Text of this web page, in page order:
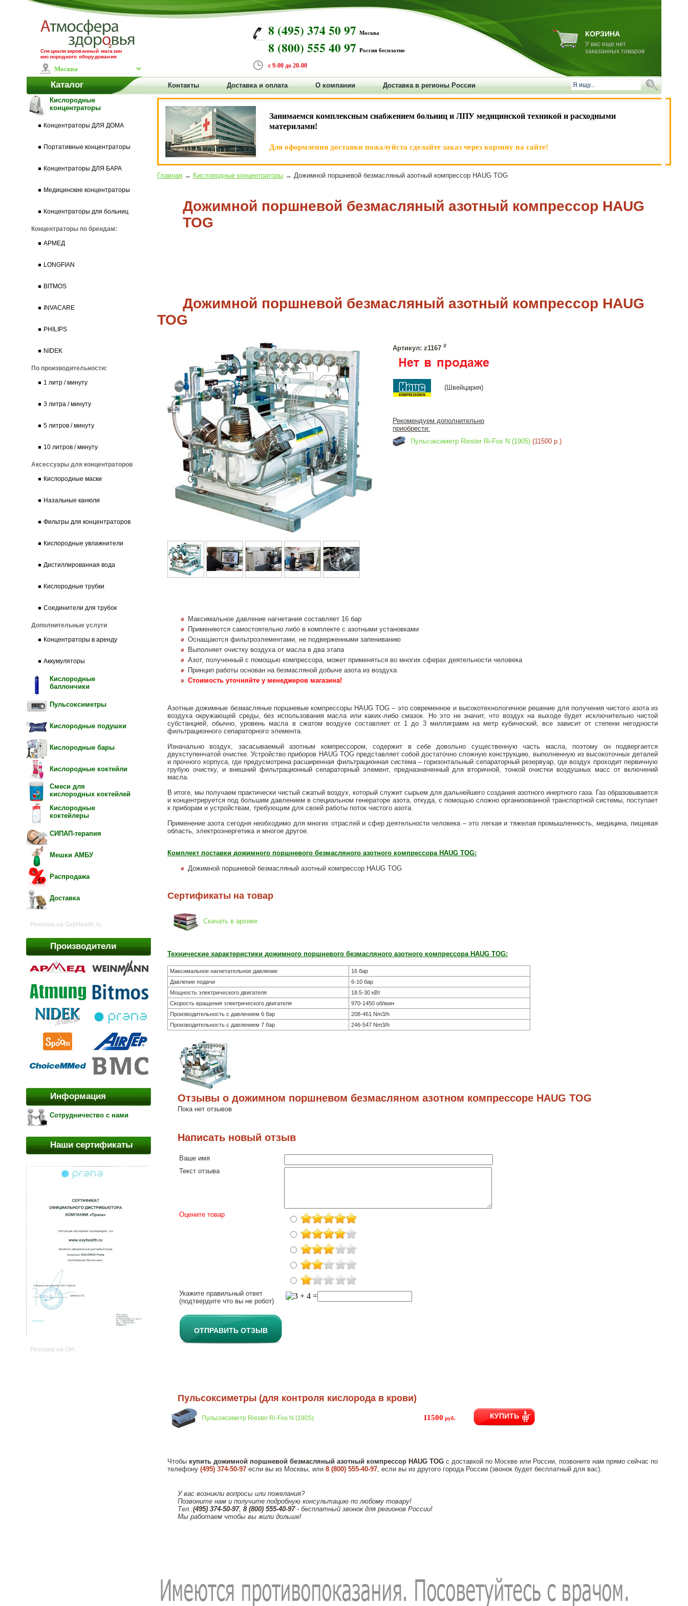
Специализированный магазин
кислородного оборудования
8 (495) 374 50 97 Москва
8 (800) 555 40 97 Россия бесплатно
с 9-00 до 20-00
КОРЗИНА
У вас еще нет
заказанных товаров
Каталог Контакты Доставка и оплата О компании
Доставка в регионы России
Кислородные
концентраторы
Концентраторы ДЛЯ ДОМА
Портативные концентраторы
Концентраторы ДЛЯ БАРА
Медицинские концентраторы
Концентраторы для больниц
Концентраторы по брендам:
АРМЕД
LONGFIAN
BITMOS
INVACARE
PHILIPS
NIDEK
По производительности:
1 литр / минуту
3 литра / минуту
5 литров / минуту
10 литров / минуту
Аксессуары для концентраторов
Кислородные маски
Назальные канюли
Фильтры для концентраторов
Кислородные увлажнители
Дистиллированная вода
Кислородные трубки
Соединители для трубок
Дополнительные услуги
Концентраторы в аренду
Аккумуляторы
Кислородные
баллончики
Пульсоксиметры
Кислородные подушки
Кислородные бары
Кислородные коктейли
Смеси для
кислородных коктейлей
Кислородные
коктейлеры
СИПАП-терапия
Мешки АМБУ
Распродажа
Доставка
Реклама на OxyHealth.ru:
Производители
Информация
Сотрудничество с нами
Наши сертификаты
Реклама на OH:
Занимаемся комплексным снабжением больниц и ЛПУ медицинской техникой и расходными
материлами!
Для оформления доставки пожалуйста сделайте заказ через корзину на сайте!
Главная → Кислородные концентраторы → Дожимной поршневой безмасляный азотный компрессор HAUG TOG
Дожимной поршневой безмасляный азотный компрессор HAUG
TOG
Дожимной поршневой безмасляный азотный компрессор HAUG
TOG
Артикул: z1167 #
(Швейцария)
Рекомендуем дополнительно
приобрести:
Пульсоксиметр Riester Ri-Fox N (1905) (11500 р.)
Максимальное давление нагнетания составляет 16 бар
Применяются самостоятельно либо в комплекте с азотными установками
Оснащаются фильтроэлементами, не подверженными запениванию
Выполняет очистку воздуха от масла в два этапа
Азот, полученный с помощью компрессора, может применяться во многих сферах деятельности человека
Принцип работы основан на безмасляной добыче азота из воздуха
Стоимость уточняйте у менеджеров магазина!
Азотные дожимные безмасляные поршневые компрессоры HAUG TOG – это современное и высокотехнологичное решение для получения чистого азота из
воздуха окружающей среды, без использования масла или каких-либо смазок. Но это не значит, что воздух на выходе будет исключительно чистой
субстанцией, обычно, уровень масла в сжатом воздухе составляет от 1 до 3 миллиграмм на метр кубический, все зависит от степени негодности
фильтрационного сепараторного элемента.
Изначально воздух, засасываемый азотным компрессором, содержит в себе довольно существенную часть масла, поэтому он подвергается
двухступенчатой очистке. Устройство приборов HAUG TOG представляет собой достаточно сложную конструкцию, выполненную из высокоточных деталей
и прочного корпуса, где предусмотрена расширенная фильтрационная система – горизонтальный сепараторный резервуар, где воздух проходит первичную
грубую очистку, и внешний фильтрационный сепараторный элемент, предназначенный для вторичной, тонкой очистки воздушных масс от включений
масла.
В итоге, мы получаем практически чистый сжатый воздух, который служит сырьем для дальнейшего создания азотного инертного газа. Газ образовывается
и концентрируется под большим давлением в специальном генераторе азота, откуда, с помощью сложно организованной транспортной системы, поступает
к приборам и устройствам, требующим для своей работы поток чистого азота.
Применение азота сегодня необходимо для многих отраслей и сфер деятельности человека – это легкая и тяжелая промышленность, медицина, пищевая
область, электроэнергетика и многое другое.
Комплект поставки дожимного поршневого безмасляного азотного компрессора HAUG TOG:
Дожимной поршневой безмасляный азотный компрессор HAUG TOG
Сертификаты на товар
Скачать в архиве
Технические характеристики дожимного поршневого безмасляного азотного компрессора HAUG TOG:
Максимальное нагнетательное давление
16 бар
Давление подачи
6-10 бар
Мощность электрического двигателя
18.5-30 кВт
Скорость вращения электрического двигателя
970-1450 об/мин
Производительность с давлением 6 бар
208-461 Nm3/h
Производительность с давлением 7 бар
246-547 Nm3/h
Отзывы o дожимном поршневом безмасляном азотном компрессоре HAUG TOG
Пока нет отзывов
Написать новый отзыв
Ваше имя
Текст отзыва
Оцените товар
Укажите правильный ответ
(подтвердите что вы не робот)
ОТПРАВИТЬ ОТЗЫВ
Пульсоксиметры (для контроля кислорода в крови)
Пульсоксиметр Riester Ri-Fox N (1905) 11500 руб. КУПИТЬ
Чтобы купить дожимной поршневой безмасляный азотный компрессор HAUG TOG с доставкой по Москве или России, позвоните нам прямо сейчас по
телефону (495) 374-50-97 если вы из Москвы, или 8 (800) 555-40-97 , если вы из другого города России (звонок будет бесплатный для вас).
У вас возникли вопросы или пожелания?
Позвоните нам и получите подробную консультацию по любому товару!
Тел.:(495) 374-50-97, 8 (800) 555-40-97- бесплатный звонок для регионов России!
Мы работаем чтобы вы жили дольше!